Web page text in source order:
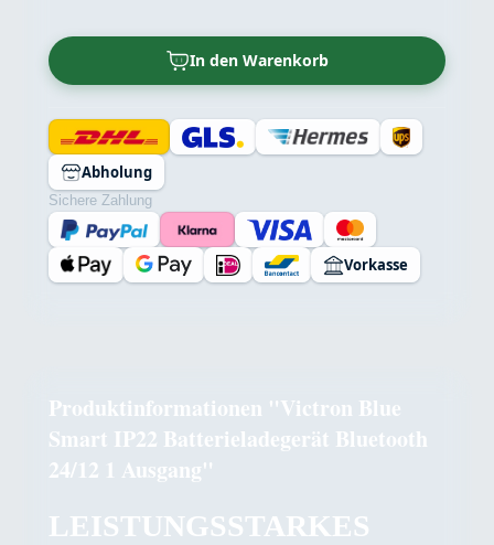
In den Warenkorb
Abholung
Sichere Zahlung
Vorkasse
Produktinformationen "Victron Blue
Smart IP22 Batterieladegerät Bluetooth
24/12 1 Ausgang"
LEISTUNGSSTARKES